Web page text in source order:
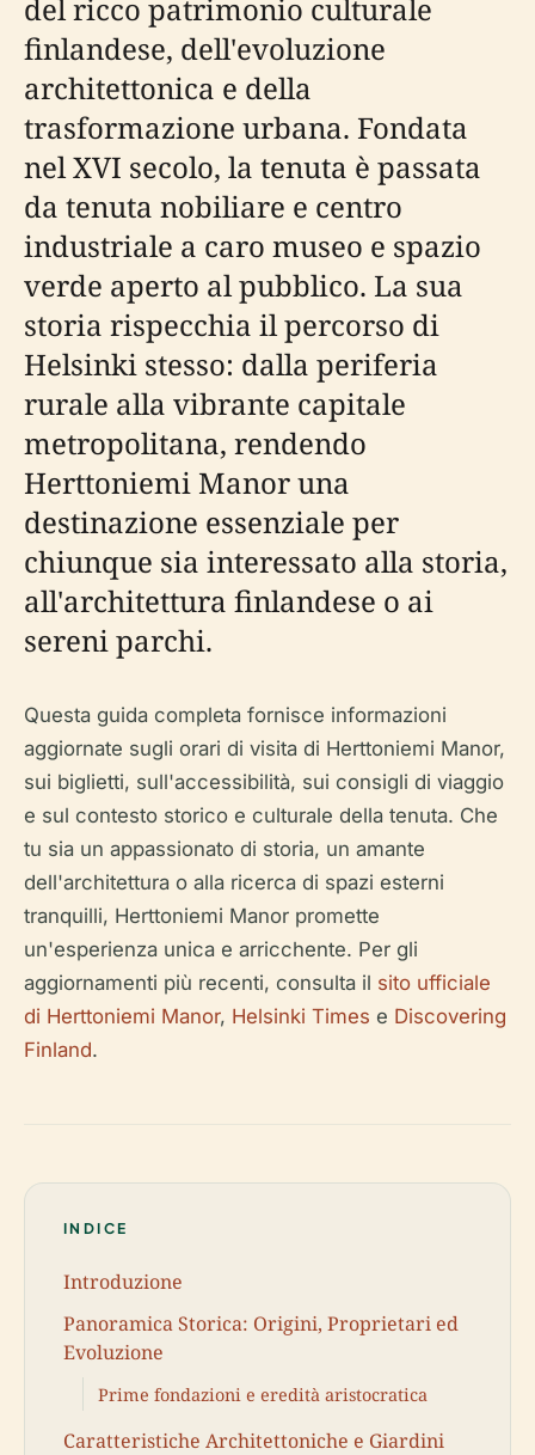
del ricco patrimonio culturale
finlandese, dell'evoluzione
architettonica e della
trasformazione urbana. Fondata
nel XVI secolo, la tenuta è passata
da tenuta nobiliare e centro
industriale a caro museo e spazio
verde aperto al pubblico. La sua
storia rispecchia il percorso di
Helsinki stesso: dalla periferia
rurale alla vibrante capitale
metropolitana, rendendo
Herttoniemi Manor una
destinazione essenziale per
chiunque sia interessato alla storia,
all'architettura finlandese o ai
sereni parchi.
Questa guida completa fornisce informazioni
aggiornate sugli orari di visita di Herttoniemi Manor,
sui biglietti, sull'accessibilità, sui consigli di viaggio
e sul contesto storico e culturale della tenuta. Che
tu sia un appassionato di storia, un amante
dell'architettura o alla ricerca di spazi esterni
tranquilli, Herttoniemi Manor promette
un'esperienza unica e arricchente. Per gli
aggiornamenti più recenti, consulta il sito ufficiale
di Herttoniemi Manor, Helsinki Times e Discovering
Finland.
INDICE
Introduzione
Panoramica Storica: Origini, Proprietari ed
Evoluzione
Prime fondazioni e eredità aristocratica
Caratteristiche Architettoniche e Giardini